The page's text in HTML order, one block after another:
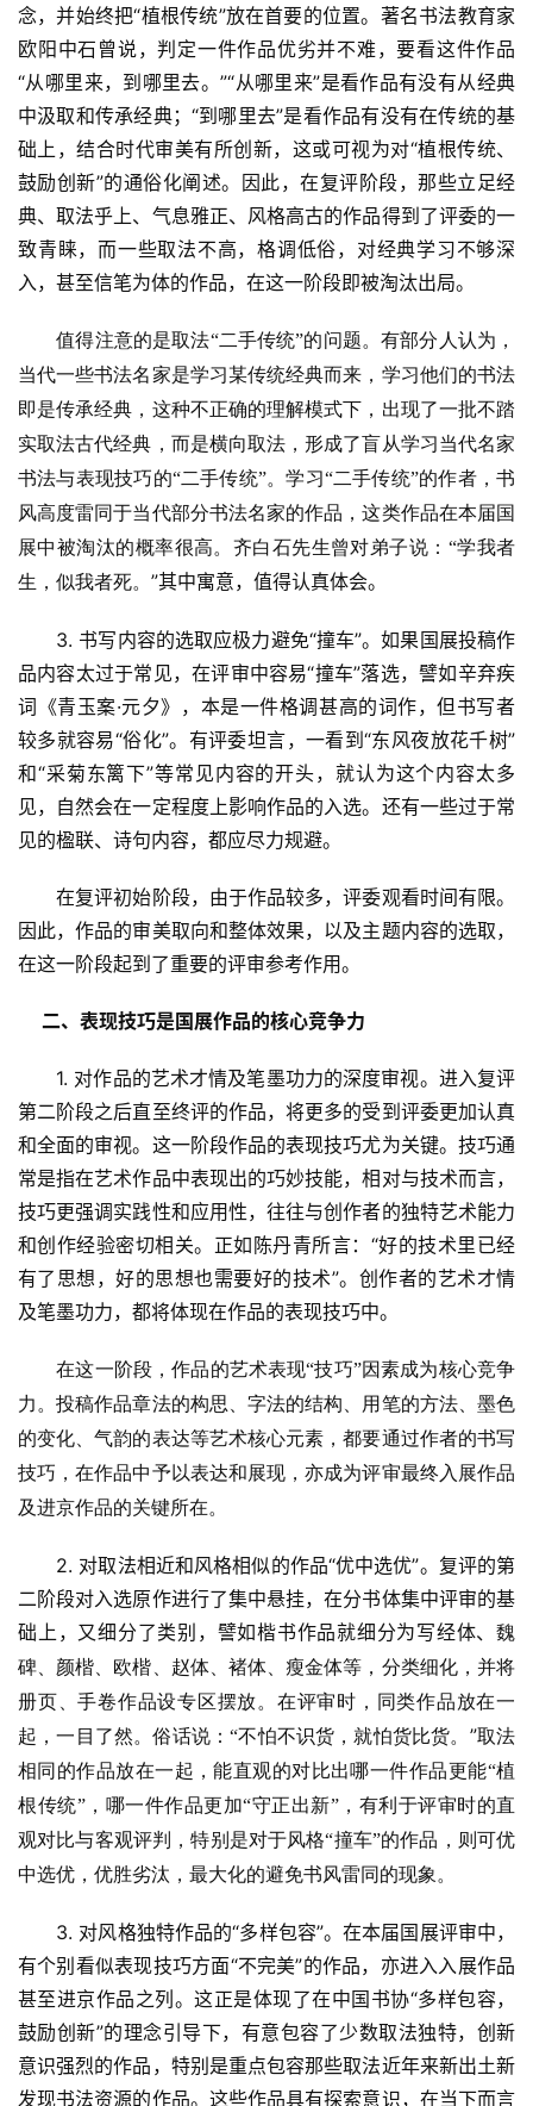
首
页
艺
坛
快
讯
征
稿
学
术
念，并始终把“植根传统”放在首要的位置。著名书法教育家
欧阳中石曾说，判定一件作品优劣并不难，要看这件作品
“从哪里来，到哪里去。”“从哪里来”是看作品有没有从经典
中汲取和传承经典；“到哪里去”是看作品有没有在传统的基
础上，结合时代审美有所创新，这或可视为对“植根传统、
鼓励创新”的通俗化阐述。因此，在复评阶段，那些立足经
典、取法乎上、气息雅正、风格高古的作品得到了评委的一
致青睐，而一些取法不高，格调低俗，对经典学习不够深
入，甚至信笔为体的作品，在这一阶段即被淘汰出局。
值得注意的是取法“二手传统”的问题。有部分人认为，
当代一些书法名家是学习某传统经典而来，学习他们的书法
即是传承经典，这种不正确的理解模式下，出现了一批不踏
实取法古代经典，而是横向取法，形成了盲从学习当代名家
书法与表现技巧的“二手传统”。学习“二手传统”的作者，书
风高度雷同于当代部分书法名家的作品，这类作品在本届国
展中被淘汰的概率很高。齐白石先生曾对弟子说：“学我者
生，似我者死。 ”其中寓意，值得认真体会。
3. 书写内容的选取应极力避免“撞车”。如果国展投稿作
品内容太过于常见，在评审中容易“撞车”落选，譬如辛弃疾
词《青玉案·元夕》，本是一件格调甚高的词作，但书写者
较多就容易“俗化”。有评委坦言，一看到“东风夜放花千树”
和“采菊东篱下”等常见内容的开头，就认为这个内容太多
见，自然会在一定程度上影响作品的入选。还有一些过于常
见的楹联、诗句内容，都应尽力规避。
在复评初始阶段，由于作品较多，评委观看时间有限。
因此，作品的审美取向和整体效果，以及主题内容的选取，
在这一阶段起到了重要的评审参考作用。
二、表现技巧是国展作品的核心竞争力
1. 对作品的艺术才情及笔墨功力的深度审视。进入复评
第二阶段之后直至终评的作品，将更多的受到评委更加认真
和全面的审视。这一阶段作品的表现技巧尤为关键。技巧通
常是指在艺术作品中表现出的巧妙技能，相对与技术而言，
技巧更强调实践性和应用性，往往与创作者的独特艺术能力
和创作经验密切相关。正如陈丹青所言：“好的技术里已经
有了思想，好的思想也需要好的技术”。创作者的艺术才情
及笔墨功力，都将体现在作品的表现技巧中。
在这一阶段，作品的艺术表现“技巧”因素成为核心竞争
力。投稿作品章法的构思、字法的结构、用笔的方法、墨色
的变化、气韵的表达等艺术核心元素，都要通过作者的书写
技巧，在作品中予以表达和展现，亦成为评审最终入展作品
及进京作品的关键所在。
2. 对取法相近和风格相似的作品“优中选优”。复评的第
二阶段对入选原作进行了集中悬挂，在分书体集中评审的基
础上，又细分了类别，譬如楷书作品就细分为写经体、 魏
碑、颜楷、欧楷、赵体、褚体、瘦金体等，分类细化，并将
册页、手卷作品设专区摆放。在评审时，同类作品放在一
起，一目了然。俗话说：“不怕不识货，就怕货比货。 ”取法
相同的作品放在一起，能直观的对比出哪一件作品更能“植
根传统”，哪一件作品更加“守正出新”，有利于评审时的直
观对比与客观评判，特别是对于风格“撞车”的作品，则可优
中选优，优胜劣汰，最大化的避免书风雷同的现象。
3. 对风格独特作品的“多样包容”。在本届国展评审中，
有个别看似表现技巧方面“不完美”的作品，亦进入入展作品
甚至进京作品之列。这正是体现了在中国书协“多样包容，
鼓励创新”的理念引导下，有意包容了少数取法独特，创新
意识强烈的作品，特别是重点包容那些取法近年来新出土新
发现书法资源的作品。这些作品具有探索意识，在当下而言